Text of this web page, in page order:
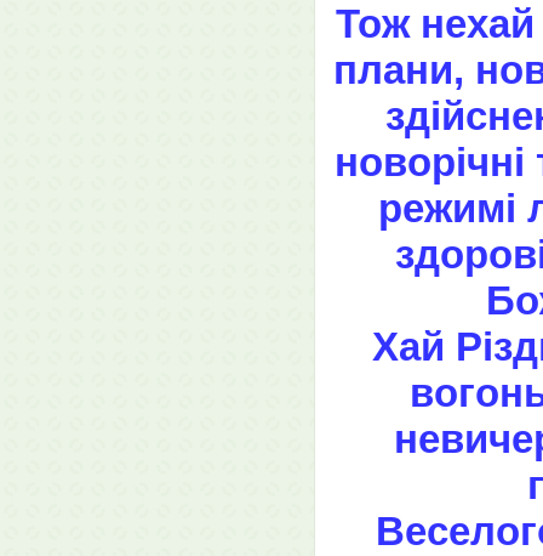
Тож нехай
плани,
новорічні
режимі
Хай